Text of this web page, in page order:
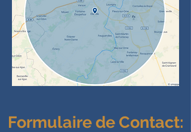
Formulaire de Contact: